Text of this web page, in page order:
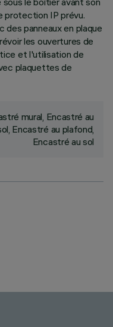
protection IP prévu.
des panneaux en plaque
les ouvertures de
et l'utilisation de
plaquettes de
mural, Encastré au
Encastré au plafond,
Encastré au sol